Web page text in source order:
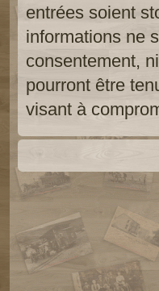
entrées soient
informations ne
consentement,
pourront être
visant à